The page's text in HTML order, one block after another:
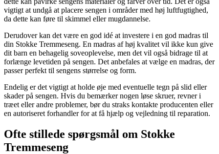
vigtigt at undgå at placere sengen i områder med høj luftfugtighed,
da dette kan føre til skimmel eller mugdannelse.
Derudover kan det være en god idé at investere i en god madras til
din Stokke Tremmeseng. En madras af høj kvalitet vil ikke kun give
dit barn en behagelig soveoplevelse, men det vil også bidrage til at
forlænge levetiden på sengen. Det anbefales at vælge en madras, der
passer perfekt til sengens størrelse og form.
Endelig er det vigtigt at holde øje med eventuelle tegn på slid eller
skader på sengen. Hvis du bemærker nogen løse skruer, revner i
træet eller andre problemer, bør du straks kontakte producenten eller
en autoriseret forhandler for at få hjælp og vejledning til reparation.
Ofte stillede spørgsmål om Stokke
Tremmeseng